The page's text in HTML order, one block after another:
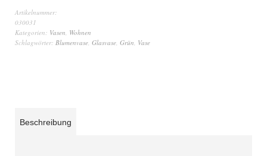
Artikelnummer:
030031
Kategorien: Vasen Wohnen
Schlagwörter: Blumenvase Glasvase Grün Vase
Beschreibung